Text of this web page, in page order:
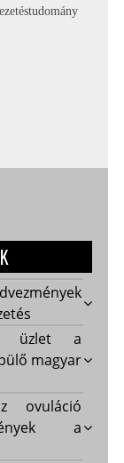
üzlet a
magyar
ovuláció
a